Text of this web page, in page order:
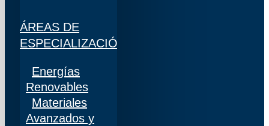
ÁREAS DE
ESPECIALIZACIÓN
Energías
Renovables
Materiales
Avanzados y